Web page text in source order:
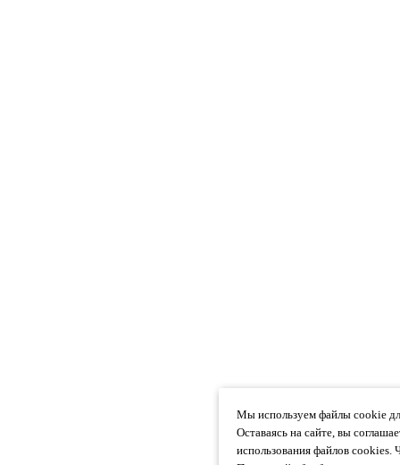
Мы используем файлы cookie
Оставаясь на сайте, вы
использования файлов cookies.